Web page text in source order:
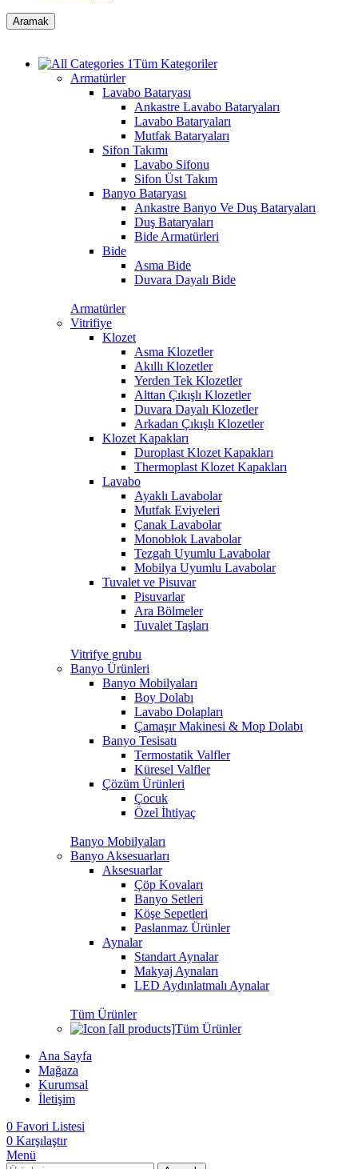
Aramak
Tüm Kategoriler
Armatürler
Lavabo Bataryası
Ankastre Lavabo Bataryaları
Lavabo Bataryaları
Mutfak Bataryaları
Sifon Takımı
Lavabo Sifonu
Sifon Üst Takım
Banyo Bataryası
Ankastre Banyo Ve Duş Bataryaları
Duş Bataryaları
Bide Armatürleri
Bide
Asma Bide
Duvara Dayalı Bide
Armatürler
Vitrifiye
Klozet
Asma Klozetler
Akıllı Klozetler
Yerden Tek Klozetler
Alttan Çıkışlı Klozetler
Duvara Dayalı Klozetler
Arkadan Çıkışlı Klozetler
Klozet Kapakları
Duroplast Klozet Kapakları
Thermoplast Klozet Kapakları
Lavabo
Ayaklı Lavabolar
Mutfak Eviyeleri
Çanak Lavabolar
Monoblok Lavabolar
Tezgah Uyumlu Lavabolar
Mobilya Uyumlu Lavabolar
Tuvalet ve Pisuvar
Pisuvarlar
Ara Bölmeler
Tuvalet Taşları
Vitrifye grubu
Banyo Ürünleri
Banyo Mobilyaları
Boy Dolabı
Lavabo Dolapları
Çamaşır Makinesi & Mop Dolabı
Banyo Tesisatı
Termostatik Valfler
Küresel Valfler
Çözüm Ürünleri
Çocuk
Özel İhtiyaç
Banyo Mobilyaları
Banyo Aksesuarları
Aksesuarlar
Çöp Kovaları
Banyo Setleri
Köşe Sepetleri
Paslanmaz Ürünler
Aynalar
Standart Aynalar
Makyaj Aynaları
LED Aydınlatmalı Aynalar
Tüm Ürünler
Tüm Ürünler
Ana Sayfa
Mağaza
Kurumsal
İletişim
0 Favori Listesi
0 Karşılaştır
Menü